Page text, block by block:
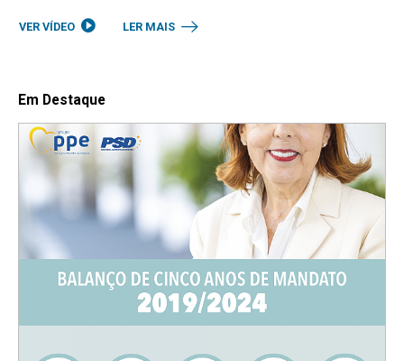
VER VÍDEO LER MAIS
Em Destaque